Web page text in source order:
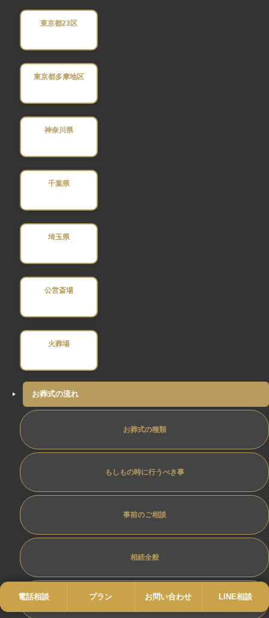
東京都23区
東京都多摩地区
神奈川県
千葉県
埼玉県
公営斎場
火葬場
お葬式の流れ
お葬式の種類
もしもの時に行うべき事
事前のご相談
相続全般
トータルサポート
電話 プラン お問い合わせ LINE
電話相談 プラン お問い合わせ LINE相談